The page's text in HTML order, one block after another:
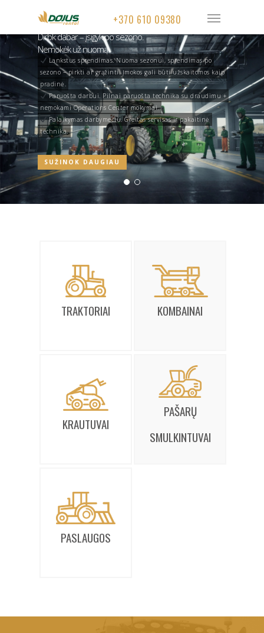
+370 610 09380
Dirbk dabar – įsigyk po sezono.
Nemokėk už nuomą.
Lankstus sprendimas. Nuoma sezonui, sprendimas po
sezono – pirkti ar grąžinti. Įmokos gali būti užskaitomos kaip
pradinė.
Paruošta darbui. Pilnai paruošta technika su draudimu +
nemokami Operations Center mokymai.
Palaikymas darbymečiu. Greitas servisas ir pakaitinė
technika.
SUŽINOK DAUGIAU
TRAKTORIAI KOMBAINAI
KRAUTUVAI
PAŠARŲ
SMULKINTUVAI
PASLAUGOS